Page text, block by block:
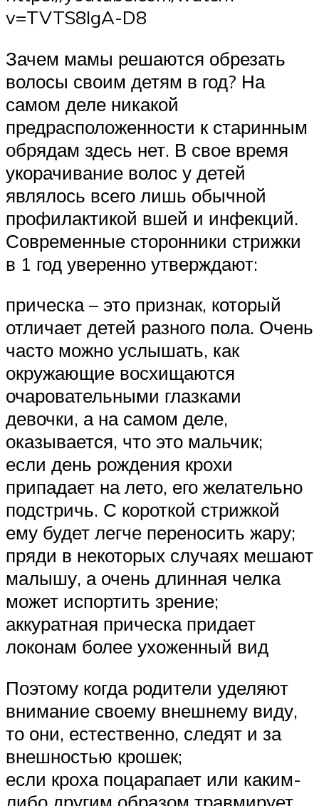
v=TVTS8IgA-D8
Зачем мамы решаются обрезать
волосы своим детям в год? На
самом деле никакой
предрасположенности к старинным
обрядам здесь нет. В свое время
укорачивание волос у детей
являлось всего лишь обычной
профилактикой вшей и инфекций.
Современные сторонники стрижки
в 1 год уверенно утверждают:
прическа – это признак, который
отличает детей разного пола. Очень
часто можно услышать, как
окружающие восхищаются
очаровательными глазками
девочки, а на самом деле,
оказывается, что это мальчик;
если день рождения крохи
припадает на лето, его желательно
подстричь. С короткой стрижкой
ему будет легче переносить жару;
пряди в некоторых случаях мешают
малышу, а очень длинная челка
может испортить зрение;
аккуратная прическа придает
локонам более ухоженный вид
Поэтому когда родители уделяют
внимание своему внешнему виду,
то они, естественно, следят и за
внешностью крошек;
если кроха поцарапает или каким-